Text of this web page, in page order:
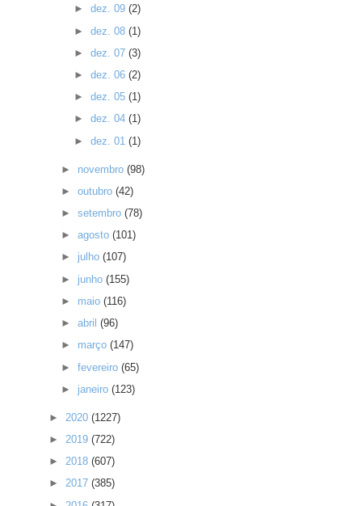
► dez. 09 (2)
► dez. 08 (1)
► dez. 07 (3)
► dez. 06 (2)
► dez. 05 (1)
► dez. 04 (1)
► dez. 01 (1)
► novembro(98)
►outubro(42)
►setembro(78)
►agosto(101)
► julho(107)
► junho(155)
► maio(116)
►abril(96)
► março(147)
►fevereiro(65)
► janeiro(123)
► 2020 (1227)
► 2019 (722)
► 2018 (607)
► 2017 (385)